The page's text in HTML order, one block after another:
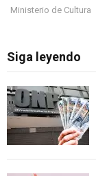
Ministerio de Cultura
Siga leyendo